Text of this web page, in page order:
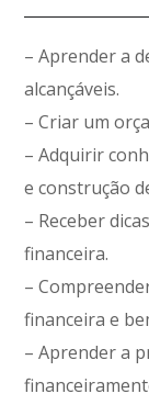
– Aprender a
alcançáveis.
– Criar um
– Adquirir
e construção
– Receber
financeira.
–
financeira e
– Aprender a